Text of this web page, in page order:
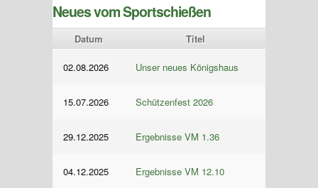
Neues vom Sportschießen
Datum Titel
02.08.2026 Unser neues Königshaus
15.07.2026 Schützenfest 2026
29.12.2025 Ergebnisse VM 1.36
04.12.2025 Ergebnisse VM 12.10